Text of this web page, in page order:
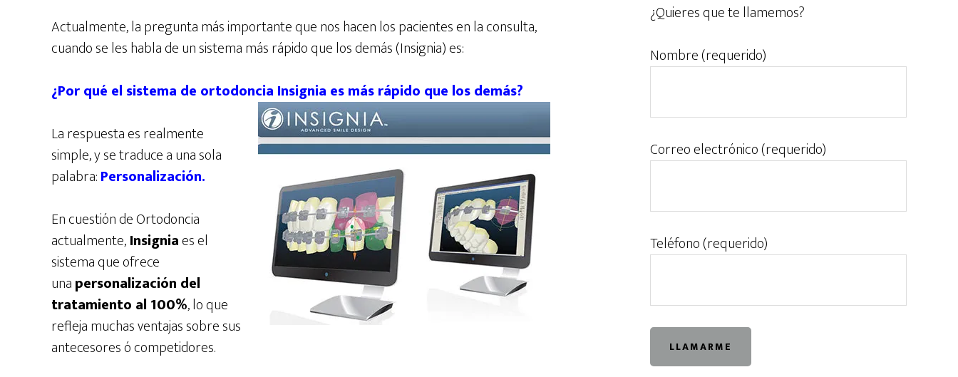
Actualmente, la pregunta más importante que nos hacen los pacientes en la consulta,
cuando se les habla de un sistema más rápido que los demás (Insignia) es:
¿Por qué el sistema de ortodoncia Insignia es más rápido que los demás?
La respuesta es realmente
simple, y se traduce a una sola
palabra:Personalización.
En cuestión de Ortodoncia
actualmente,Insigniaes el
sistema que ofrece
unapersonalización del
tratamiento al 100%, lo que
refleja muchas ventajas sobre sus
antecesores ó competidores.
¿Quieres que te llamemos?
Nombre (requerido)
Correo electrónico (requerido)
Teléfono (requerido)